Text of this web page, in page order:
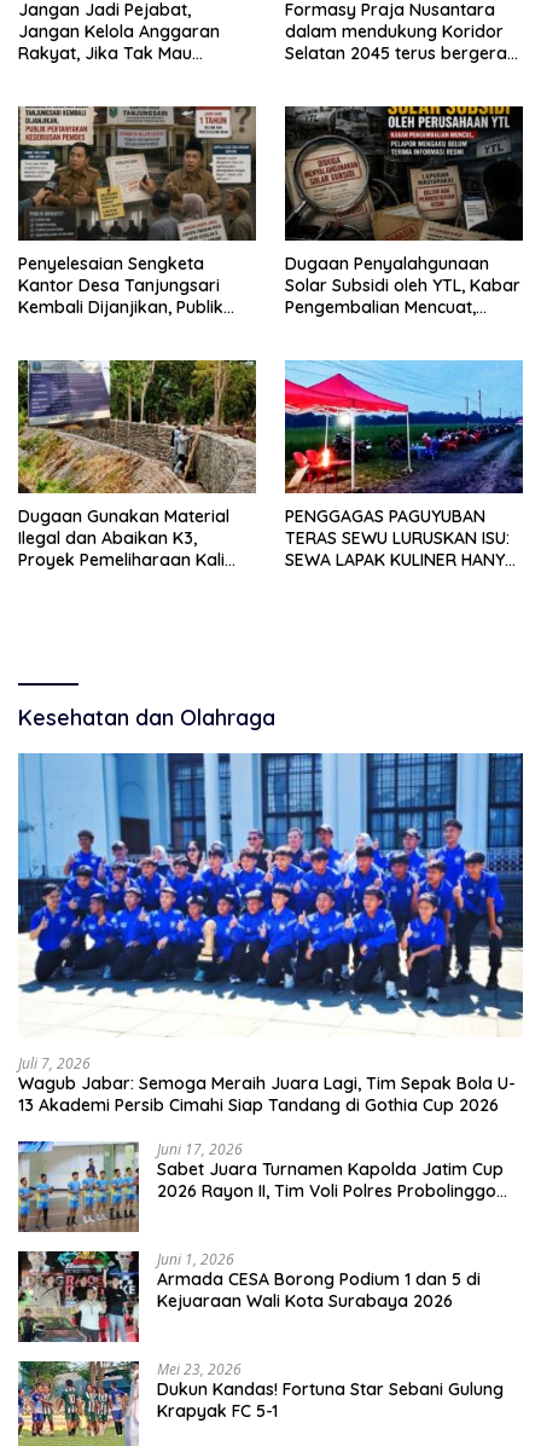
Jangan Jadi Pejabat,
Jangan Kelola Anggaran
Rakyat, Jika Tak Mau
Formasy Praja Nusantara
dalam mendukung Koridor
Selatan 2045 terus bergerak
dengan SPEKTANI
Penyelesaian Sengketa
Kantor Desa Tanjungsari
Kembali Dijanjikan, Publik
Dugaan Penyalahgunaan
Solar Subsidi oleh YTL, Kabar
Pengembalian Mencuat,
Dugaan Gunakan Material
Ilegal dan Abaikan K3,
Proyek Pemeliharaan Kali
PENGGAGAS PAGUYUBAN
TERAS SEWU LURUSKAN ISU:
SEWA LAPAK KULINER HANYA
Kesehatan dan Olahraga
Juli 7, 2026
Wagub Jabar: Semoga Meraih Juara Lagi, Tim Sepak Bola U-
13 Akademi Persib Cimahi Siap Tandang di Gothia Cup 2026
Juni 17, 2026
Sabet Juara Turnamen Kapolda Jatim Cup
2026 Rayon II, Tim Voli Polres Probolinggo
Juni 1, 2026
Armada CESA Borong Podium 1 dan 5 di
Kejuaraan Wali Kota Surabaya 2026
Mei 23, 2026
Dukun Kandas! Fortuna Star Sebani Gulung
Krapyak FC 5-1